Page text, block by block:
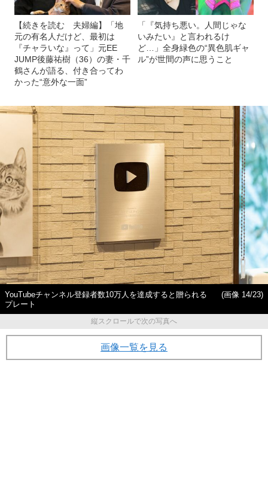
【続きを読む 夫婦編】「地
元の有名人だけど、最初は
『チャラいな』って」元EE
JUMP後藤祐樹（36）の妻・千
鶴さんが語る、付き合ってわ
かった“意外な一面”
「『気持ち悪い。人間じゃな
いみたい』と言われるけ
ど…」全身緑色の“異色肌ギャ
ル”が世間の声に思うこと
YouTubeチャンネル登録者数10万人を達成すると贈られる
プレート
(画像 14/23)
縦スクロールで次の写真へ
画像一覧を見る